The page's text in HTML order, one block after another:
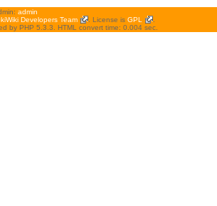
admin
Developers Team . License is GPL
by PHP 5.3.3. HTML convert time: 0.004 sec.